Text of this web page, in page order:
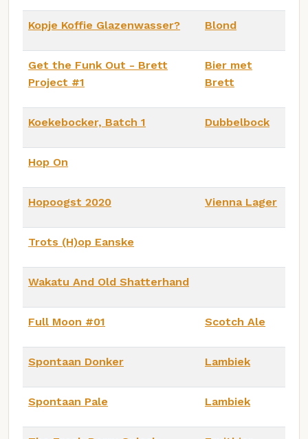
Kopje Koffie Glazenwasser? Blond
Get the Funk Out - Brett
Project #1
Bier met
Brett
Koekebocker, Batch 1 Dubbelbock
Hop On
Hopoogst 2020 Vienna Lager
Trots (H)op Eanske
Wakatu And Old Shatterhand
Full Moon #01 Scotch Ale
Spontaan Donker Lambiek
Spontaan Pale Lambiek